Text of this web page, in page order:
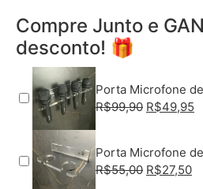
Compre Junto e
desconto! 🎁
Porta Microfone
R$99,90 R$49,95
Porta Microfone
R$55,00 R$27,50